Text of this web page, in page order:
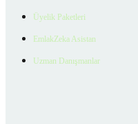
Üyelik Paketleri
EmlakZeka Asistan
Uzman Danışmanlar